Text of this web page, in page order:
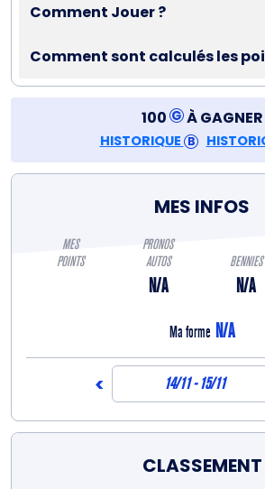
Comment Jouer ?
Comment sont calculés les
100 À GAGNER
HISTORIQUE
MES INFOS
MES
POINTS
PRONOS
AUTOS
N/A
BENNIES
N/A
Ma forme N/A
< 14/11 - 15/11
CLASSEMENT